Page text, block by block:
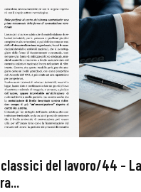
classici del lavoro/44 –